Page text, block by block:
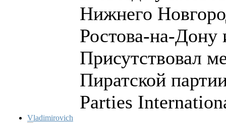
Vladimirovich
Нижнего
Ростова-на-Дону
Присутствовал
Пиратской
Parties